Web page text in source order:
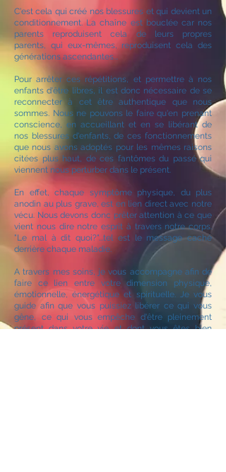
C'est cela qui créé nos blessures et qui devient un
conditionnement. La chaîne est bouclée car nos
parents reproduisent cela de leurs propres
parents, qui eux-mêmes, reproduisent cela des
générations ascendantes...
Pour arrêter ces répétitions, et permettre à nos
enfants d'être libres, il est donc nécessaire de se
reconnecter à cet être authentique que nous
sommes. Nous ne pouvons le faire qu'en prenant
conscience, en accueillant et en se libérant de
nos blessures d'enfants, de ces fonctionnements
que nous avons adoptés pour les mêmes raisons
citées plus haut, de ces fantômes du passé qui
viennent nous perturber dans le présent.
En effet, chaque symptôme physique, du plus
anodin au plus grave, est en lien direct avec notre
vécu. Nous devons donc prêter attention à ce que
vient nous dire notre esprit à travers notre corps.
"Le mal à dit quoi?"...tel est le message caché
derrière chaque maladie.
A travers mes soins, je vous accompagne afin de
faire ce lien entre votre dimension physique,
émotionnelle, énergétique et spirituelle. Je vous
guide afin que vous puissiez libérer ce qui vous
gêne, ce qui vous empêche d'être pleinement
présent dans votre vie et dont vous êtes bien